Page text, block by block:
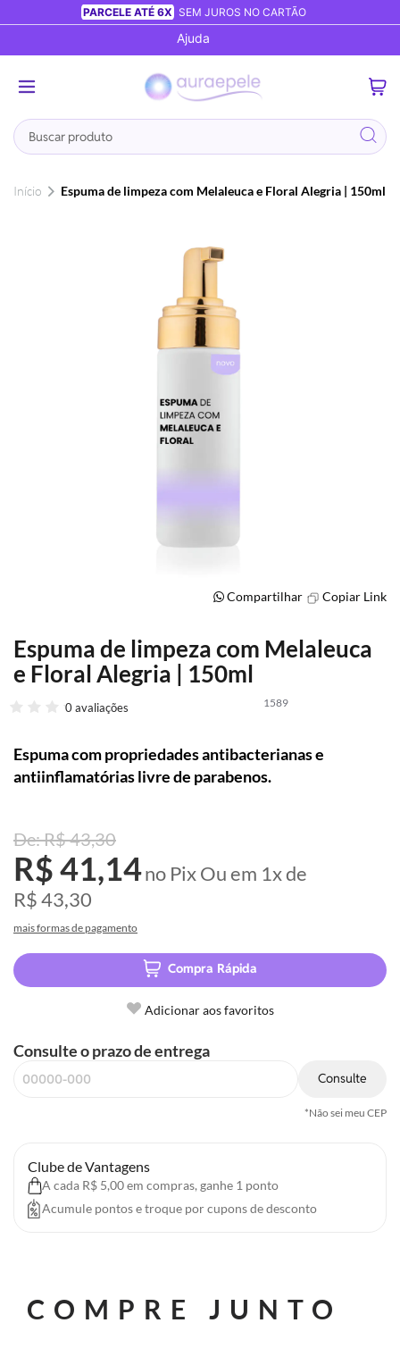
PARCELE ATÉ 6X SEM JUROS NO CARTÃO
Ajuda
Busca
Início Espuma de limpeza com Melaleuca e Floral Alegria | 150ml
Espuma de limpeza com Melaleuca
e Floral Alegria | 150ml
1589
0 avaliações
Espuma com propriedades antibacterianas e
antiinflamatórias livre de parabenos.
R$ 43,30
R$ 41,14no PixOu em 1xde
R$ 43,30
mais formas de pagamento
Compra Rápida
Adicionar aos favoritos
Consulte o prazo de entrega
Consulte
*Não sei meu CEP
Clube de Vantagens
A cada R$ 5,00 em compras, ganhe 1 ponto
Acumule pontos e troque por cupons de desconto
Compartilhar Copiar Link
Saltar
para
o
de
imagens
COMPRE JUNTO